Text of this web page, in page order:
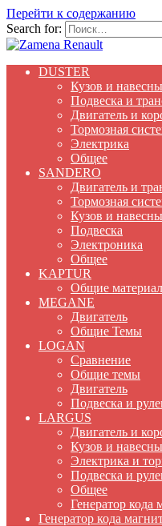
Перейти к содержанию
Search for:
DUSTER
Кузов и
Подвеска и
Двигатель и
Тормозная
Электрика
Общее
SANDERO
Двигатель и
Тормозная
Кузов и
Подвеска
Электроника
Общее
KAPTUR
Общие
MEGANE
Двигатель
Общие Темы
LOGAN
Сравнение
Общие темы
Двигатель
Подвеска и
LARGUS
Двигатель и
Кузов и
Электрика и
Подвеска и
Общее
Генератор кода
Генератор кода